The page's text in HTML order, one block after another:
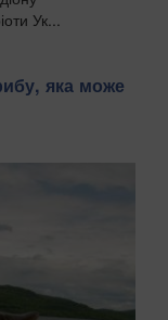
Ук...
яка може